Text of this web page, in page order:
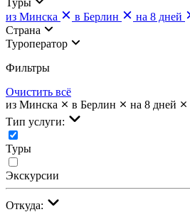
из Минска
в Берлин на 8 дней
Страна
Туроператор
Фильтры
Очистить всё
из Минска
в Берлин на 8 дней
Тип услуги:
Туры
Экскурсии
Откуда: